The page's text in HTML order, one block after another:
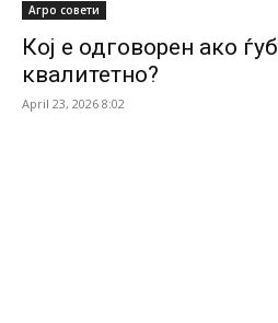
Агро совети
Кој е одговорен ако
квалитетно?
April 23, 2026 8:02